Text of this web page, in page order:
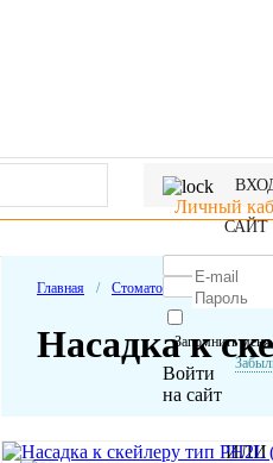
Личный
САЙТ
Запомнить меня
Войти
на сайт
ИЛИ
Главная / Стоматологическое
Насадка к